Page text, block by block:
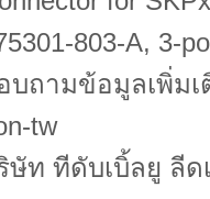
803-A, 3-
บถามข้อมูลเพิ่มเ
tw
ษัท ทีดับเบิ้ลยู ลีด